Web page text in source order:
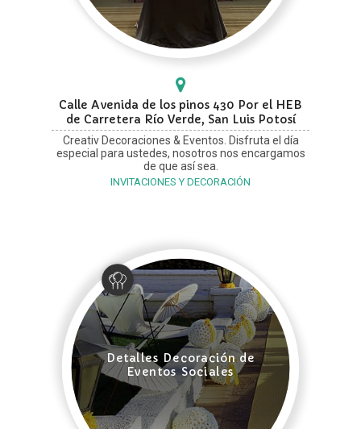
Calle Avenida de los pinos 430 Por el HEB
de Carretera Río Verde, San Luis Potosí
Creativ Decoraciones & Eventos. Disfruta el día
especial para ustedes, nosotros nos encargamos
de que así sea.
INVITACIONES Y DECORACIÓN
Detalles Decoración de
Eventos Sociales